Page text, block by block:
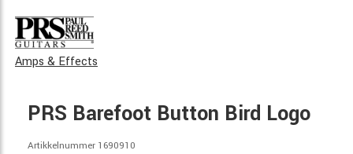
Amps & Effects
PRS Barefoot Button Bird Logo
Artikkelnummer 1690910